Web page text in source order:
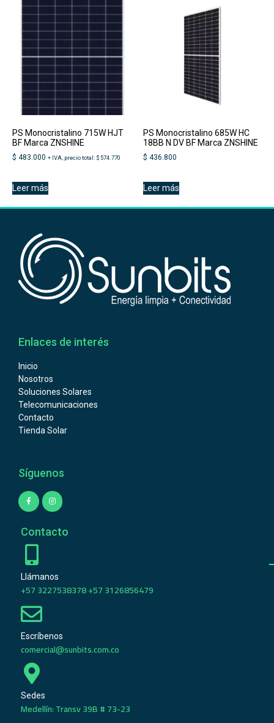
PS Monocristalino 715W HJT
BF Marca ZNSHINE
$ 483.000 + IVA, precio total:$574.770
Leer más
PS Monocristalino 685W HC
18BB N DV BF Marca ZNSHINE
$ 436.800
Leer más
Enlaces de interés
Inicio
Nosotros
Soluciones Solares
Telecomunicaciones
Contacto
Tienda Solar
Síguenos
Contacto
Llámanos
+57 3227538378 +57 3126856479
Escríbenos
comercial@sunbits.com.co
Sedes
Medellín: Transv 39B # 73-23